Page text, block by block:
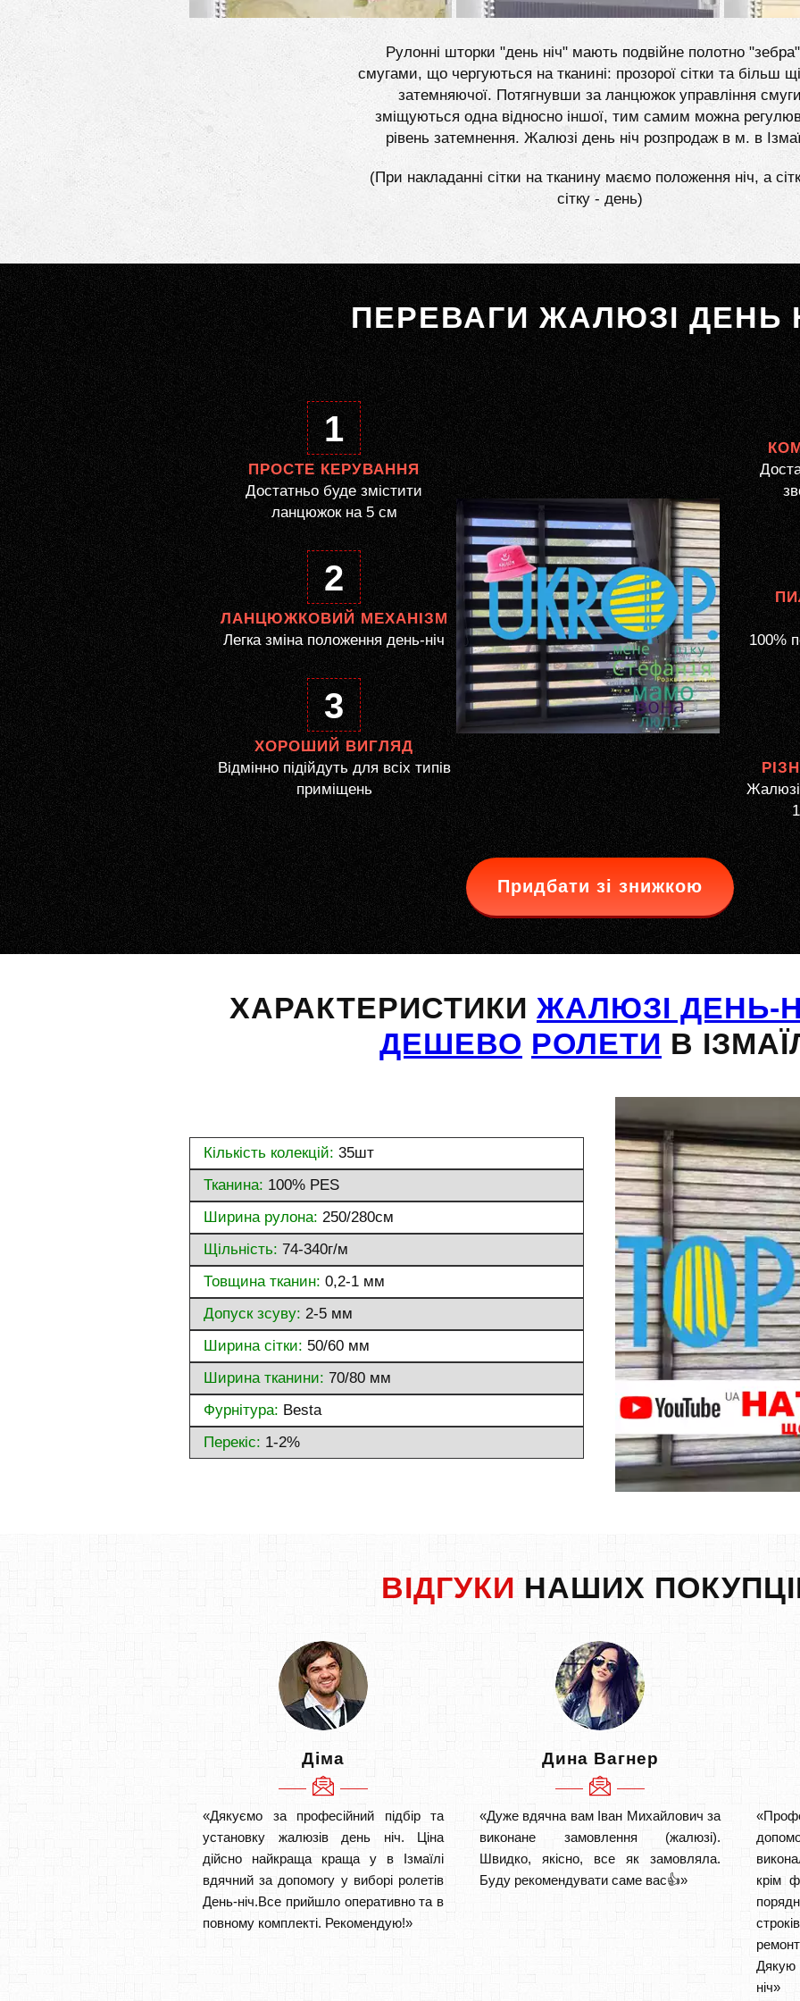
Рулонні шторки "день ніч" мають подвійне полотно "зебра"
смугами, що чергуються на тканині: прозорої сітки та більш
затемняючої. Потягнувши за ланцюжок управління
зміщуються одна відносно іншої, тим самим можна
рівень затемнення. Жалюзі день ніч розпродаж в м. в
(При накладанні сітки на тканину маємо положення ніч, а
сітку - день)
ПЕРЕВАГИ ЖАЛЮЗІ ДЕНЬ
1
ПРОСТЕ КЕРУВАННЯ
Достатньо буде змістити
ланцюжок на 5 см
2
ЛАНЦЮЖКОВИЙ МЕХАНІЗМ
Легка зміна положення день-ніч
3
ХОРОШИЙ ВИГЛЯД
Відмінно підійдуть для всіх типів
приміщень
100%
Жалюзі
Придбати зі знижкою
ХАРАКТЕРИСТИКИ ЖАЛЮЗІ ДЕНЬ-
ДЕШЕВО РОЛЕТИ В
Кількість колекцій: 35шт
Тканина: 100% PES
Ширина рулона: 250/280см
Щільність: 74-340г/м
Товщина тканин: 0,2-1 мм
Допуск зсуву: 2-5 мм
Ширина сітки: 50/60 мм
Ширина тканини: 70/80 мм
Фурнітура: Besta
Перекіс: 1-2%
ВІДГУКИ НАШИХ
Діма
«Дякуємо за професійний підбір та
установку жалюзів день ніч. Ціна
дійсно найкраща краща у в Ізмаїлі
вдячний за допомогу у виборі ролетів
День-ніч.Все прийшло оперативно та в
повному комплекті. Рекомендую!»
Дина Вагнер
«Дуже вдячна вам Іван Михайлович за
виконане замовлення (жалюзі).
Швидко, якісно, все як замовляла.
Буду рекомендувати саме вас👍»
крім
Дякую
ніч»